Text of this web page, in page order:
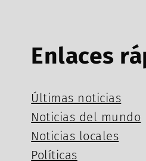
Enlaces
Últimas noticias
Noticias del mundo
Noticias locales
Políticas